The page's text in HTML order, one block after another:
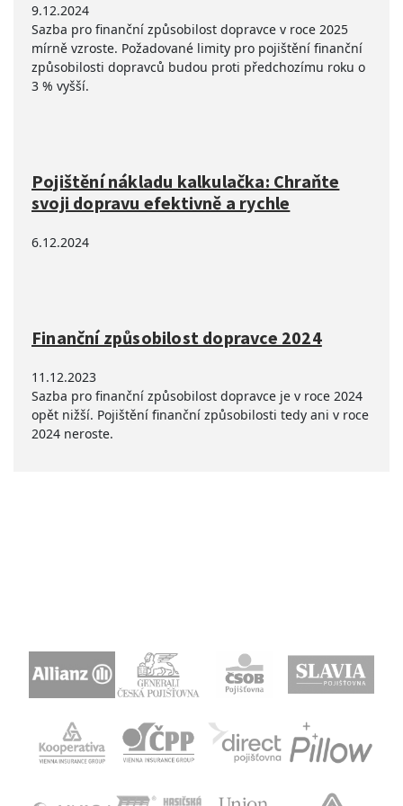
9.12.2024
Sazba pro finanční způsobilost dopravce v roce 2025
mírně vzroste. Požadované limity pro pojištění finanční
způsobilosti dopravců budou proti předchozímu roku o
3 % vyšší.
Pojištění nákladu kalkulačka: Chraňte
svoji dopravu efektivně a rychle
6.12.2024
Finanční způsobilost dopravce 2024
11.12.2023
Sazba pro finanční způsobilost dopravce je v roce 2024
opět nižší. Pojištění finanční způsobilosti tedy ani v roce
2024 neroste.